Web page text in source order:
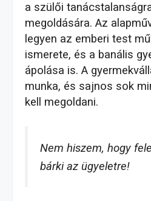
a szülői
megoldására. Az
legyen az emberi test
ismerete, és a banális
ápolása is. A
munka, és sajnos sok
kell megoldani.
Nem hiszem, hogy
bárki az ügyeletre!